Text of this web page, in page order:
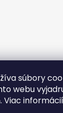
súbory
webu
Viac informácií